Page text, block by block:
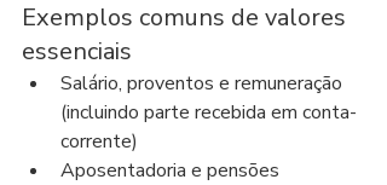
Exemplos comuns de valores
essenciais
Salário, proventos e remuneração
(incluindo parte recebida em conta-
corrente)
Aposentadoria e pensões